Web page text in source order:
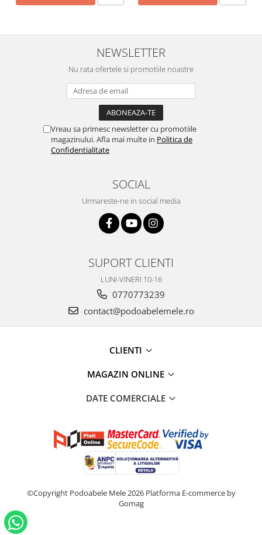
NEWSLETTER
Nu rata ofertele si promotiile noastre
Vreau sa primesc newsletter cu promotiile
magazinului. Afla mai multe in Politica de
Confidentialitate
SOCIAL
Urmareste-ne in social media
SUPORT CLIENTI
LUNI-VINERI 10-16
0770773239
contact@podoabelemele.ro
CLIENTI
MAGAZIN ONLINE
DATE COMERCIALE
©Copyright Podoabele Mele 2026 Platforma E-commerce by
Gomag